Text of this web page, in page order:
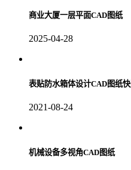
商业大厦一层平面CAD图纸
2025-04-28
表贴防水箱体设计CAD图纸
2021-08-24
机械设备多视角CAD图纸